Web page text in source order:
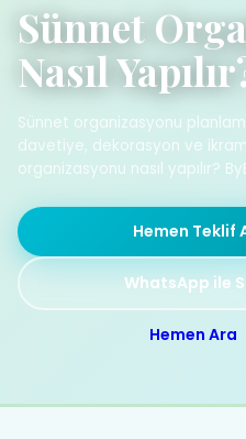
Sünnet
Nasıl
Sünnet organizasyonu
davetiye, dekorasyon ve
organizasyonu nasıl yapılır?
Hemen Teklif
WhatsApp ile
Hemen Ara